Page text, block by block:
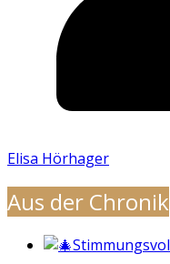
Elisa Hörhager
Aus der Chronik